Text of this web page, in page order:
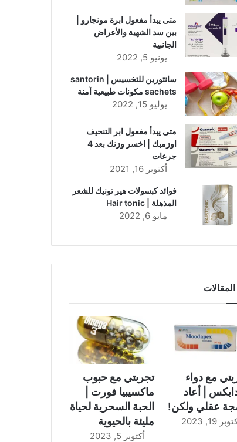
متى يبدأ مفعول ابرة مونجارو |
بين سد الشهية والأعراض
الجانبية
يونيو 5, 2022
سانتورين للتخسيس | santorin
sachets مكونات طبيعية آمنة
يوليو 15, 2022
متى يبدأ مفعول ابر التنحيف
اوزمبك | اخسر وزنك بعد 4
جرعات
أكتوبر 16, 2021
فوائد كبسولات هير تونيك للشعر
المذهلة | Hair tonic
مايو 6, 2022
مع دواء
| أعاد
عقلي ولكن!
19, 2023
تجربتي مع حبوب
ماكسيبيا فورت |
الحبة السحرية لحياة
مليئة بالحيوية
أكتوبر 5, 2023